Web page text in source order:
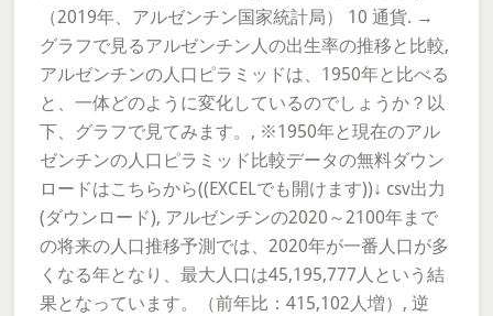
（2019年、アルゼンチン国家統計局） 10 通貨. →
グラフで見るアルゼンチン人の出生率の推移と比較,
アルゼンチンの人口ピラミッドは、1950年と比べる
と、一体どのように変化しているのでしょうか？以
下、グラフで見てみます。, ※1950年と現在のアル
ゼンチンの人口ピラミッド比較データの無料ダウン
ロードはこちらから((EXCELでも開けます))↓ csv出力
(ダウンロード), アルゼンチンの2020～2100年まで
の将来の人口推移予測では、2020年が一番人口が多
くなる年となり、最大人口は45,195,777人という結
果となっています。（前年比：415,102人増）, 逆